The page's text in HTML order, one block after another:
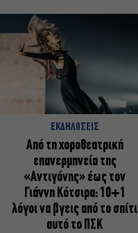
ΕΚΔΗΛΩΣΕΙΣ
Από τη χοροθεατρική
επανερμηνεία της
«Αντιγόνης» έως τον
Γιάννη Κότσιρα: 10+1
λόγοι να βγεις από το σπίτι
αυτό το ΠΣΚ